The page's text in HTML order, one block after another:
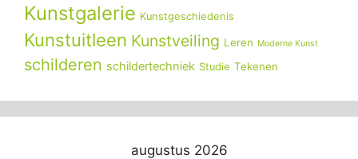
Kunstgalerie Kunstgeschiedenis
Kunstuitleen Kunstveiling Leren Moderne Kunst
schilderen schildertechniek Studie Tekenen
augustus 2026